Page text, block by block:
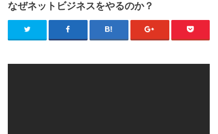
なぜネットビジネスをやるのか？